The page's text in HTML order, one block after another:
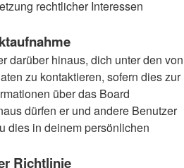
rechtlicher Interessen
darüber hinaus, dich unter den von
zu kontaktieren, sofern dies zur
über das Board
dürfen er und andere Benutzer
dies in deinem persönlichen
Richtlinie